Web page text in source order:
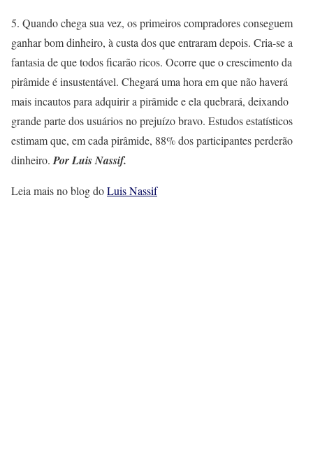
5. Quando chega sua vez, os primeiros compradores conseguem
ganhar bom dinheiro, à custa dos que entraram depois. Cria-se a
fantasia de que todos ficarão ricos. Ocorre que o crescimento da
pirâmide é insustentável. Chegará uma hora em que não haverá
mais incautos para adquirir a pirâmide e ela quebrará, deixando
grande parte dos usuários no prejuízo bravo. Estudos estatísticos
estimam que, em cada pirâmide, 88% dos participantes perderão
dinheiro. Por Luis Nassif.
Leia mais no blog doLuis Nassif